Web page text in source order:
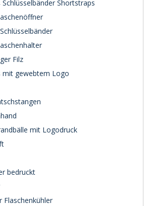
Schlüsselbänder Shortstraps
Filz
mit gewebtem Logo
mit Logodruck
bedruckt
Flaschenkühler